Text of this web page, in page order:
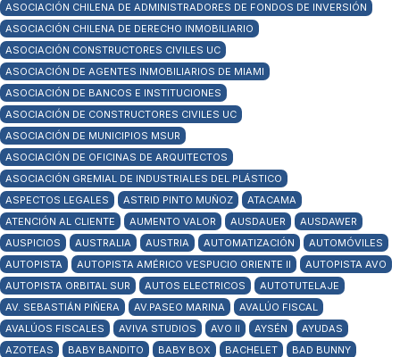
ASOCIACIÓN CHILENA DE ADMINISTRADORES DE FONDOS DE INVERSIÓN
ASOCIACIÓN CHILENA DE DERECHO INMOBILIARIO
ASOCIACIÓN CONSTRUCTORES CIVILES UC
ASOCIACIÓN DE AGENTES INMOBILIARIOS DE MIAMI
ASOCIACIÓN DE BANCOS E INSTITUCIONES
ASOCIACIÓN DE CONSTRUCTORES CIVILES UC
ASOCIACIÓN DE MUNICIPIOS MSUR
ASOCIACIÓN DE OFICINAS DE ARQUITECTOS
ASOCIACIÓN GREMIAL DE INDUSTRIALES DEL PLÁSTICO
ASPECTOS LEGALES
ASTRID PINTO MUÑOZ
ATACAMA
ATENCIÓN AL CLIENTE
AUMENTO VALOR AUSDAUER
AUSDAWER
AUSPICIOS
AUSTRALIA AUSTRIA AUTOMATIZACIÓN
AUTOMÓVILES
AUTOPISTA
AUTOPISTA AMÉRICO VESPUCIO ORIENTE II
AUTOPISTA AVO
AUTOPISTA ORBITAL SUR
AUTOS ELECTRICOS
AUTOTUTELAJE
AV. SEBASTIÁN PIÑERA
AV.PASEO MARINA
AVALÚO FISCAL
AVALÚOS FISCALES
AVIVA STUDIOS AVO II AYSÉN
AYUDAS
AZOTEAS
BABY BANDITO BABY BOX BACHELET
BAD BUNNY